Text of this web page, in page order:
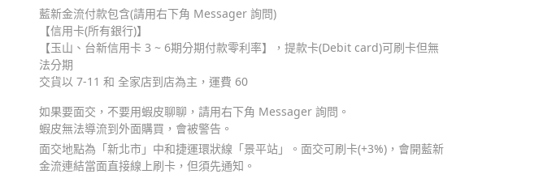
藍新金流付款包含(請用右下角 Messager 詢問)
【信用卡(所有銀行)】
【玉山、台新信用卡 3 ~ 6期分期付款零利率】，提款卡(Debit card)可刷卡但無
法分期
交貨以 7-11 和 全家店到店為主，運費 60
如果要面交，不要用蝦皮聊聊，請用右下角 Messager 詢問。
蝦皮無法導流到外面購買，會被警告。
面交地點為「新北市」中和捷運環狀線「景平站」。面交可刷卡(+3%)，會開藍新
金流連結當面直接線上刷卡，但須先通知。